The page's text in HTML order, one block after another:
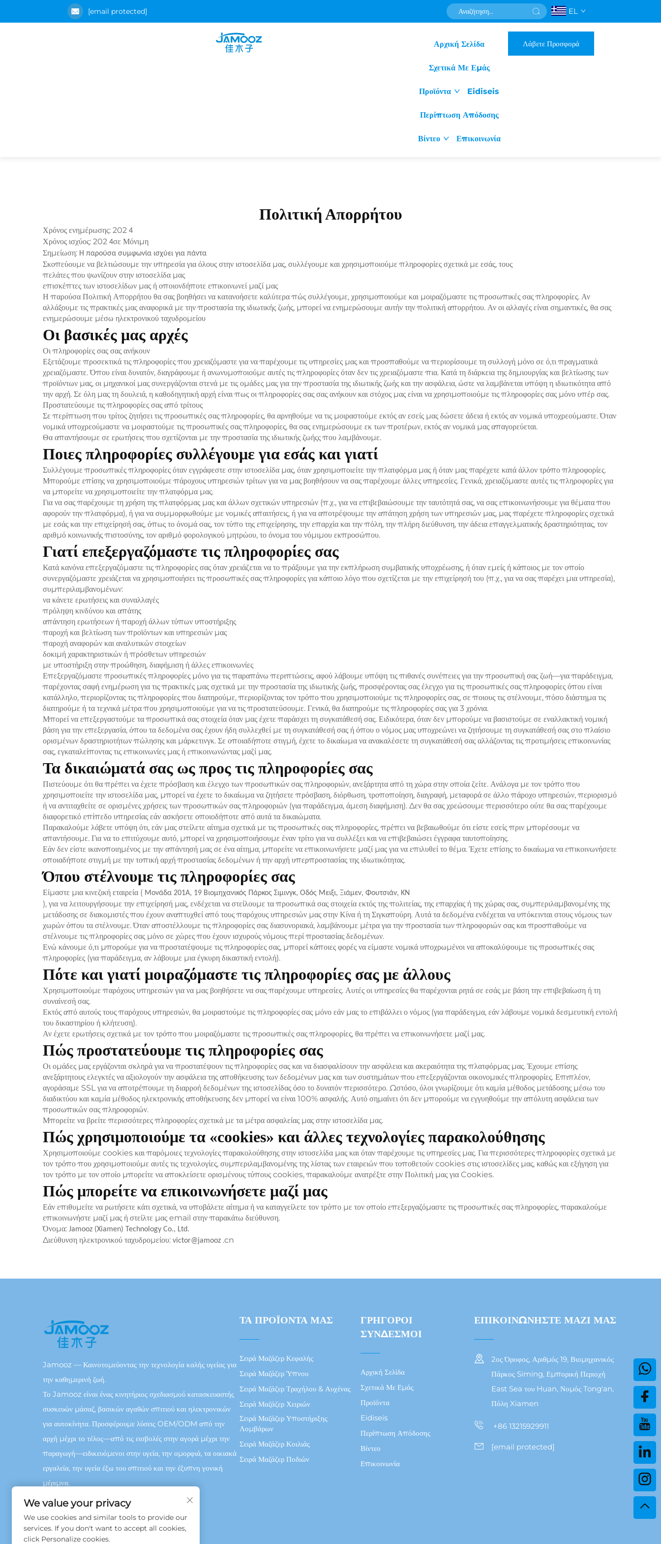
[email protected] EL
Αρχική Σελίδα
Σχετικά Με Εμάς
Προϊόντα Eidiseis
Περίπτωση Απόδοσης
Βίντεο Επικοινωνία
Λάβετε Προσφορά
Πολιτική Απορρήτου
Χρόνος ενημέρωσης: 202 4
Χρόνος ισχύος: 202 4σε Μόνιμη
Σημείωση: Η παρούσα συμφωνία ισχύει για πάντα
Σκοπεύουμε να βελτιώσουμε την υπηρεσία για όλους στην ιστοσελίδα μας, συλλέγουμε και χρησιμοποιούμε πληροφορίες σχετικά με εσάς, τους
πελάτες που ψωνίζουν στην ιστοσελίδα μας
επισκέπτες των ιστοσελίδων μας ή οποιονδήποτε επικοινωνεί μαζί μας
Η παρούσα Πολιτική Απορρήτου θα σας βοηθήσει να κατανοήσετε καλύτερα πώς συλλέγουμε, χρησιμοποιούμε και μοιραζόμαστε τις προσωπικές σας πληροφορίες. Αν
αλλάξουμε τις πρακτικές μας αναφορικά με την προστασία της ιδιωτικής ζωής, μπορεί να ενημερώσουμε αυτήν την πολιτική απορρήτου. Αν οι αλλαγές είναι σημαντικές, θα σας
ενημερώσουμε μέσω ηλεκτρονικού ταχυδρομείου
Οι βασικές μας αρχές
Οι πληροφορίες σας σας ανήκουν
Εξετάζουμε προσεκτικά τις πληροφορίες που χρειαζόμαστε για να παρέχουμε τις υπηρεσίες μας και προσπαθούμε να περιορίσουμε τη συλλογή μόνο σε ό,τι πραγματικά
χρειαζόμαστε. Όπου είναι δυνατόν, διαγράφουμε ή ανωνυμοποιούμε αυτές τις πληροφορίες όταν δεν τις χρειαζόμαστε πια. Κατά τη διάρκεια της δημιουργίας και βελτίωσης των
προϊόντων μας, οι μηχανικοί μας συνεργάζονται στενά με τις ομάδες μας για την προστασία της ιδιωτικής ζωής και την ασφάλεια, ώστε να λαμβάνεται υπόψη η ιδιωτικότητα από
την αρχή. Σε όλη μας τη δουλειά, η καθοδηγητική αρχή είναι πως οι πληροφορίες σας σας ανήκουν και στόχος μας είναι να χρησιμοποιούμε τις πληροφορίες σας μόνο υπέρ σας.
Προστατεύουμε τις πληροφορίες σας από τρίτους
Σε περίπτωση που τρίτος ζητήσει τις προσωπικές σας πληροφορίες, θα αρνηθούμε να τις μοιραστούμε εκτός αν εσείς μας δώσετε άδεια ή εκτός αν νομικά υποχρεούμαστε. Όταν
νομικά υποχρεούμαστε να μοιραστούμε τις προσωπικές σας πληροφορίες, θα σας ενημερώσουμε εκ των προτέρων, εκτός αν νομικά μας απαγορεύεται.
Θα απαντήσουμε σε ερωτήσεις που σχετίζονται με την προστασία της ιδιωτικής ζωήςς που λαμβάνουμε.
Ποιες πληροφορίες συλλέγουμε για εσάς και γιατί
Συλλέγουμε προσωπικές πληροφορίες όταν εγγράφεστε στην ιστοσελίδα μας, όταν χρησιμοποιείτε την πλατφόρμα μας ή όταν μας παρέχετε κατά άλλον τρόπο πληροφορίες.
Μπορούμε επίσης να χρησιμοποιούμε πάροχους υπηρεσιών τρίτων για να μας βοηθήσουν να σας παρέχουμε άλλες υπηρεσίες. Γενικά, χρειαζόμαστε αυτές τις πληροφορίες για
να μπορείτε να χρησιμοποιείτε την πλατφόρμα μας.
Για να σας παρέχουμε τη χρήση της πλατφόρμας μας και άλλων σχετικών υπηρεσιών (π.χ., για να επιβεβαιώσουμε την ταυτότητά σας, να σας επικοινωνήσουμε για θέματα που
αφορούν την πλατφόρμα), ή για να συμμορφωθούμε με νομικές απαιτήσεις, ή για να αποτρέψουμε την απάτηση χρήση των υπηρεσιών μας, μας παρέχετε πληροφορίες σχετικά
με εσάς και την επιχείρησή σας, όπως το όνομά σας, τον τύπο της επιχείρησης, την επαρχία και την πόλη, την πλήρη διεύθυνση, την άδεια επαγγελματικής δραστηριότητας, τον
αριθμό κοινωνικής πιστοσύνης, τον αριθμό φορολογικού μητρώου, το όνομα του νόμιμου εκπροσώπου.
Γιατί επεξεργαζόμαστε τις πληροφορίες σας
Κατά κανόνα επεξεργαζόμαστε τις πληροφορίες σας όταν χρειάζεται να το πράξουμε για την εκπλήρωση συμβατικής υποχρέωσης, ή όταν εμείς ή κάποιος με τον οποίο
συνεργαζόμαστε χρειάζεται να χρησιμοποιήσει τις προσωπικές σας πληροφορίες για κάποιο λόγο που σχετίζεται με την επιχείρησή του (π.χ., για να σας παρέχει μια υπηρεσία),
συμπεριλαμβανομένων:
να κάνετε ερωτήσεις και συναλλαγές
πρόληψη κινδύνου και απάτης
απάντηση ερωτήσεων ή παροχή άλλων τύπων υποστήριξης
παροχή και βελτίωση των προϊόντων και υπηρεσιών μας
παροχή αναφορών και αναλυτικών στοιχείων
δοκιμή χαρακτηριστικών ή πρόσθετων υπηρεσιών
με υποστήριξη στην προώθηση, διαφήμιση ή άλλες επικοινωνίες
Επεξεργαζόμαστε προσωπικές πληροφορίες μόνο για τις παραπάνω περιπτώσεις, αφού λάβουμε υπόψη τις πιθανές συνέπειες για την προσωπική σας ζωή—για παράδειγμα,
παρέχοντας σαφή ενημέρωση για τις πρακτικές μας σχετικά με την προστασία της ιδιωτικής ζωής, προσφέροντας σας έλεγχο για τις προσωπικές σας πληροφορίες όπου είναι
κατάλληλο, περιορίζοντας τις πληροφορίες που διατηρούμε, περιορίζοντας τον τρόπο που χρησιμοποιούμε τις πληροφορίες σας, σε ποιους τις στέλνουμε, πόσο διάστημα τις
διατηρούμε ή τα τεχνικά μέτρα που χρησιμοποιούμε για να τις προστατεύσουμε. Γενικά, θα διατηρούμε τις πληροφορίες σας για 3 χρόνια.
Μπορεί να επεξεργαστούμε τα προσωπικά σας στοιχεία όταν μας έχετε παράσχει τη συγκατάθεσή σας. Ειδικότερα, όταν δεν μπορούμε να βασιστούμε σε εναλλακτική νομική
βάση για την επεξεργασία, όπου τα δεδομένα σας έχουν ήδη συλλεχθεί με τη συγκατάθεσή σας ή όπου ο νόμος μας υποχρεώνει να ζητήσουμε τη συγκατάθεσή σας στο πλαίσιο
ορισμένων δραστηριοτήτων πώλησης και μάρκετινγκ. Σε οποιαδήποτε στιγμή, έχετε το δικαίωμα να ανακαλέσετε τη συγκατάθεσή σας αλλάζοντας τις προτιμήσεις επικοινωνίας
σας, εγκαταλείποντας τις επικοινωνίες μας ή επικοινωνώντας μαζί μας.
Τα δικαιώματά σας ως προς τις πληροφορίες σας
Πιστεύουμε ότι θα πρέπει να έχετε πρόσβαση και έλεγχο των προσωπικών σας πληροφοριών, ανεξάρτητα από τη χώρα στην οποία ζείτε. Ανάλογα με τον τρόπο που
χρησιμοποιείτε την ιστοσελίδα μας, μπορεί να έχετε το δικαίωμα να ζητήσετε πρόσβαση, διόρθωση, τροποποίηση, διαγραφή, μεταφορά σε άλλο πάροχο υπηρεσιών, περιορισμό
ή να αντιταχθείτε σε ορισμένες χρήσεις των προσωπικών σας πληροφοριών (για παράδειγμα, άμεση διαφήμιση). Δεν θα σας χρεώσουμε περισσότερο ούτε θα σας παρέχουμε
διαφορετικό επίπεδο υπηρεσίας εάν ασκήσετε οποιοδήποτε από αυτά τα δικαιώματα.
Παρακαλούμε λάβετε υπόψη ότι, εάν μας στείλετε αίτημα σχετικά με τις προσωπικές σας πληροφορίες, πρέπει να βεβαιωθούμε ότι είστε εσείς πριν μπορέσουμε να
απαντήσουμε. Για να το επιτύχουμε αυτό, μπορεί να χρησιμοποιήσουμε έναν τρίτο για να συλλέξει και να επιβεβαιώσει έγγραφα ταυτοποίησης.
Εάν δεν είστε ικανοποιημένος με την απάντησή μας σε ένα αίτημα, μπορείτε να επικοινωνήσετε μαζί μας για να επιλυθεί το θέμα. Έχετε επίσης το δικαίωμα να επικοινωνήσετε
οποιαδήποτε στιγμή με την τοπική αρχή προστασίας δεδομένων ή την αρχή υπερπροστασίας της ιδιωτικότητας.
Όπου στέλνουμε τις πληροφορίες σας
Είμαστε μια κινεζική εταιρεία ( Μονάδα 201A, 19 Βιομηχανικός Πάρκος Σιμινγκ, Οδός Μειξι, Ξιάμεν, Φουτσιάν, ΚΝ
), για να λειτουργήσουμε την επιχείρησή μας, ενδέχεται να στείλουμε τα προσωπικά σας στοιχεία εκτός της πολιτείας, της επαρχίας ή της χώρας σας, συμπεριλαμβανομένης της
μετάδοσης σε διακομιστές που έχουν αναπτυχθεί από τους παρόχους υπηρεσιών μας στην Κίνα ή τη Σιγκαπούρη. Αυτά τα δεδομένα ενδέχεται να υπόκεινται στους νόμους των
χωρών όπου τα στέλνουμε. Όταν αποστέλλουμε τις πληροφορίες σας διασυνοριακά, λαμβάνουμε μέτρα για την προστασία των πληροφοριών σας και προσπαθούμε να
στέλνουμε τις πληροφορίες σας μόνο σε χώρες που έχουν ισχυρούς νόμους περί προστασίας δεδομένων.
Ενώ κάνουμε ό,τι μπορούμε για να προστατέψουμε τις πληροφορίες σας, μπορεί κάποιες φορές να είμαστε νομικά υποχρωμένοι να αποκαλύψουμε τις προσωπικές σας
πληροφορίες (για παράδειγμα, αν λάβουμε μια έγκυρη δικαστική εντολή).
Πότε και γιατί μοιραζόμαστε τις πληροφορίες σας με άλλους
Χρησιμοποιούμε παρόχους υπηρεσιών για να μας βοηθήσετε να σας παρέχουμε υπηρεσίες. Αυτές οι υπηρεσίες θα παρέχονται ρητά σε εσάς με βάση την επιβεβαίωση ή τη
συναίνεσή σας.
Εκτός από αυτούς τους παρόχους υπηρεσιών, θα μοιραστούμε τις πληροφορίες σας μόνο εάν μας το επιβάλλει ο νόμος (για παράδειγμα, εάν λάβουμε νομικά δεσμευτική εντολή
του δικαστηρίου ή κλήτευση).
Αν έχετε ερωτήσεις σχετικά με τον τρόπο που μοιραζόμαστε τις προσωπικές σας πληροφορίες, θα πρέπει να επικοινωνήσετε μαζί μας.
Πώς προστατεύουμε τις πληροφορίες σας
Οι ομάδες μας εργάζονται σκληρά για να προστατέψουν τις πληροφορίες σας και να διασφαλίσουν την ασφάλεια και ακεραιότητα της πλατφόρμας μας. Έχουμε επίσης
ανεξάρτητους ελεγκτές να αξιολογούν την ασφάλεια της αποθήκευσης των δεδομένων μας και των συστημάτων που επεξεργάζονται οικονομικές πληροφορίες. Επιπλέον,
αγοράσαμε SSL για να αποτρέπουμε τη διαρροή δεδομένων της ιστοσελίδας όσο το δυνατόν περισσότερο. Ωστόσο, όλοι γνωρίζουμε ότι καμία μέθοδος μετάδοσης μέσω του
διαδικτύου και καμία μέθοδος ηλεκτρονικής αποθήκευσης δεν μπορεί να είναι 100% ασφαλής. Αυτό σημαίνει ότι δεν μπορούμε να εγγυηθούμε την απόλυτη ασφάλεια των
προσωπικών σας πληροφοριών.
Μπορείτε να βρείτε περισσότερες πληροφορίες σχετικά με τα μέτρα ασφαλείας μας στην ιστοσελίδα μας.
Πώς χρησιμοποιούμε τα «cookies» και άλλες τεχνολογίες παρακολούθησης
Χρησιμοποιούμε cookies και παρόμοιες τεχνολογίες παρακολούθησης στην ιστοσελίδα μας και όταν παρέχουμε τις υπηρεσίες μας. Για περισσότερες πληροφορίες σχετικά με
τον τρόπο που χρησιμοποιούμε αυτές τις τεχνολογίες, συμπεριλαμβανομένης της λίστας των εταιρειών που τοποθετούν cookies στις ιστοσελίδες μας, καθώς και εξήγηση για
τον τρόπο με τον οποίο μπορείτε να αποκλείσετε ορισμένους τύπους cookies, παρακαλούμε ανατρέξτε στην Πολιτική μας για Cookies.
Πώς μπορείτε να επικοινωνήσετε μαζί μας
Εάν επιθυμείτε να ρωτήσετε κάτι σχετικά, να υποβάλετε αίτημα ή να καταγγείλετε τον τρόπο με τον οποίο επεξεργαζόμαστε τις προσωπικές σας πληροφορίες, παρακαλούμε
επικοινωνήστε μαζί μας ή στείλτε μας email στην παρακάτω διεύθυνση.
Όνομα: Jamooz (Xiamen) Technology Co., Ltd.
Διεύθυνση ηλεκτρονικού ταχυδρομείου: victor@jamooz .cn
Jamooz — Καινοτομεύοντας την τεχνολογία καλής υγείας για
την καθημερινή ζωή.
Το Jamooz είναι ένας κινητήριος σχεδιασμού κατασκευαστής
συσκευών μάσαζ, βασικών αγαθών σπιτιού και ηλεκτρονικών
για αυτοκίνητα. Προσφέρουμε λύσεις OEM/ODM από την
αρχή μέχρι το τέλος—από τις εισβολές στην αγορά μέχρι την
παραγωγή—ειδικευόμενοι στην υγεία, την ομορφιά, τα οικιακά
εργαλεία, την υγεία έξω του σπιτιού και την έξυπνη γονική
μέριμνα.
ΤΑ ΠΡΟΪΌΝΤΑ ΜΑΣ
Σειρά Μαζάζερ Κεφαλής
Σειρά Μαζάζερ Ύπνου
Σειρά Μαζάζερ Τραχήλου & Αυχένας
Σειρά Μαζάζερ Χειριών
Σειρά Μαζάζερ Υποστήριξης
Λομβάρων
Σειρά Μαζάζερ Κοιλιάς
Σειρά Μαζάζερ Ποδιών
ΓΡΉΓΟΡΟΙ
ΣΎΝΔΕΣΜΟΙ
Αρχική Σελίδα
Σχετικά Με Εμάς
Προϊόντα
Eidiseis
Περίπτωση Απόδοσης
Βίντεο
Επικοινωνία
ΕΠΙΚΟΙΝΩΝΗΣΤΕ ΜΑΖΙ ΜΑΣ
2ος Όροφος, Αριθμός 19, Βιομηχανικός
Πάρκος Siming, Εμπορική Περιοχή
East Sea του Huan, Νομός Tong'an,
Πόλη Xiamen
+86 13215929911
[email protected]
We value your privacy
We use cookies and similar tools to provide our
services. If you don't want to accept all cookies,
click Personalize cookies.